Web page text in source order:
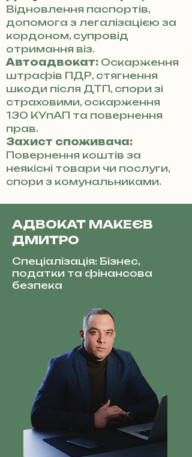
Відновлення паспортів,
допомога з легалізацією за
кордоном, супровід
отримання віз.
Автоадвокат: Оскарження
штрафів ПДР, стягнення
шкоди після ДТП, спори зі
страховими, оскарження
130 КУпАП та повернення
прав.
Захист споживача:
Повернення коштів за
неякісні товари чи послуги,
спори з комунальниками.
АДВОКАТ МАКЕЄВ
ДМИТРО
Спеціалізація: Бізнес,
податки та фінансова
безпека